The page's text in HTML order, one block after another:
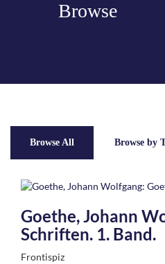
Browse
Browse All Browse by
Goethe, Johann
Schriften. 1. Band.
Frontispiz